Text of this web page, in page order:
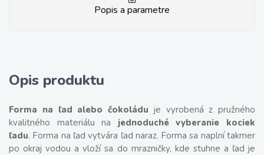
Popis a parametre
Opis produktu
Forma na ľad alebo čokoládu je vyrobená z pružného
kvalitného materiálu na jednoduché vyberanie kociek
ľadu. Forma na ľad vytvára ľad naraz. Forma sa naplní takmer
po okraj vodou a vloží sa do mrazničky, kde stuhne a ľad je